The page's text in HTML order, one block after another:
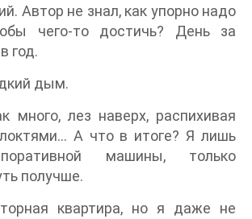
Автор не знал, как упорно надо
чего-то достичь? День за
год.
дым.
много, лез наверх, распихивая
локтями… А что в итоге? Я лишь
машины, только
получше.
квартира, но я даже не